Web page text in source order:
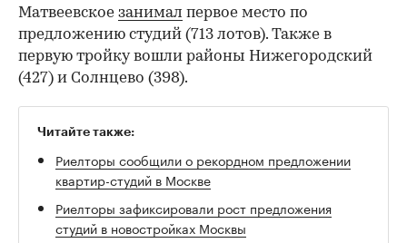
Матвеевское занимал первое место по
предложению студий (713 лотов). Также в
первую тройку вошли районы Нижегородский
(427) и Солнцево (398).
Читайте также:
Риелторы сообщили о рекордном предложении
квартир-студий в Москве
Риелторы зафиксировали рост предложения
студий в новостройках Москвы